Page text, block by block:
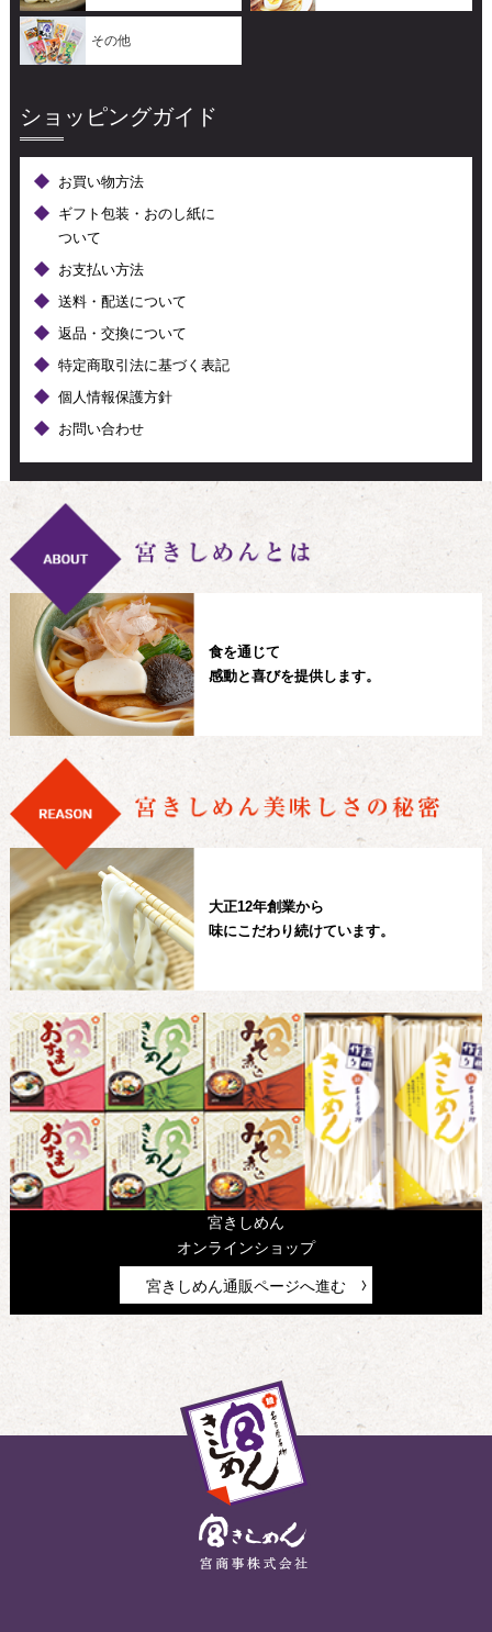
その他
ショッピングガイド
お買い物方法
ギフト包装・おのし紙に
ついて
お支払い方法
送料・配送について
返品・交換について
特定商取引法に基づく表記
個人情報保護方針
お問い合わせ
食を通じて
感動と喜びを提供します。
大正12年創業から
味にこだわり続けています。
宮きしめん
オンラインショップ
宮きしめん通販ページへ進む